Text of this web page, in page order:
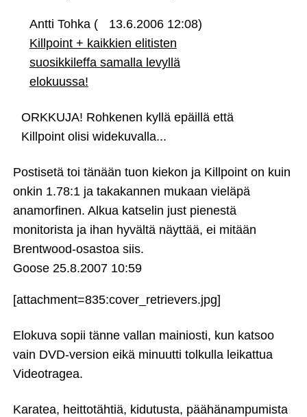
Antti Tohka (
13.6.2006 12:08)
Killpoint + kaikkien elitisten
suosikkileffa samalla levyllä
elokuussa!
ORKKUJA! Rohkenen kyllä epäillä että
Killpoint olisi widekuvalla...
Postisetä toi tänään tuon kiekon ja Killpoint on kuin
onkin 1.78:1 ja takakannen mukaan vieläpä
anamorfinen. Alkua katselin just pienestä
monitorista ja ihan hyvältä näyttää, ei mitään
Brentwood-osastoa siis.
Goose 25.8.2007 10:59
[attachment=835:cover_retrievers.jpg]
Elokuva sopii tänne vallan mainiosti, kun katsoo
vain DVD-version eikä minuutti tolkulla leikattua
Videotragea.
Karatea, heittotähtiä, kidutusta, päähänampumista